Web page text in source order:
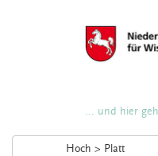
... und hier
Hoch > Platt